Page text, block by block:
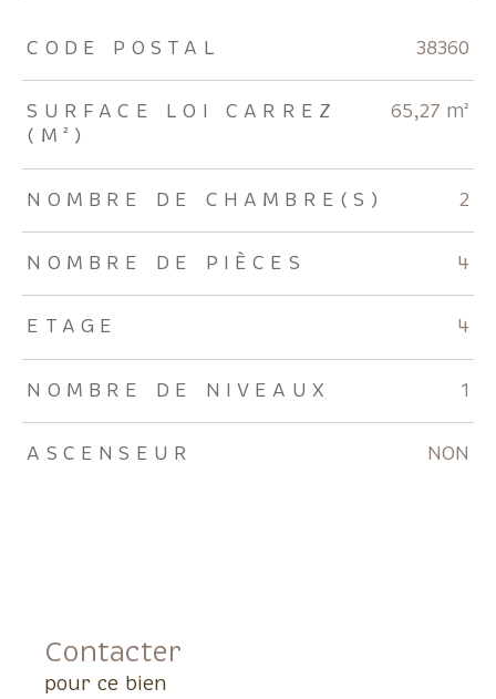
TRAD_ZEPHYR_Caracteristique TRAD_ZEPHYR_Valeurs
CODE POSTAL 38360
SURFACE LOI CARREZ
(M²)
65,27 m²
NOMBRE DE CHAMBRE(S) 2
NOMBRE DE PIÈCES 4
ETAGE 4
NOMBRE DE NIVEAUX 1
ASCENSEUR NON
Contacter
pour ce bien